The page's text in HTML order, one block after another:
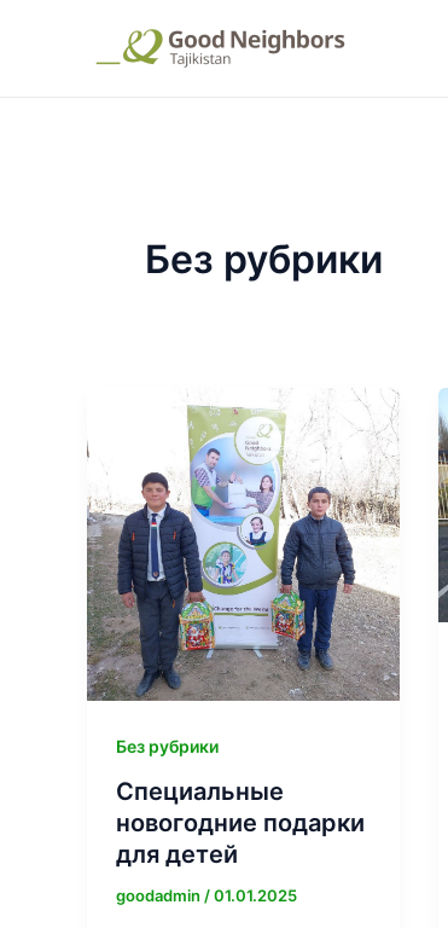
Без рубрики
Без рубрики
Специальные
новогодние подарки
для детей
goodadmin /01.01.2025